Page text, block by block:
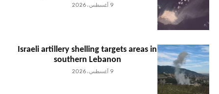
9 أغسطس، 2026
Israeli artillery shelling targets areas in
southern Lebanon
9 أغسطس، 2026